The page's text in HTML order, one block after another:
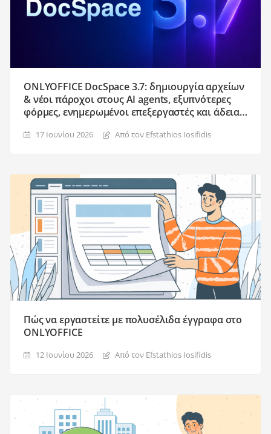
ONLYOFFICE DocSpace 3.7: δημιουργία αρχείων
& νέοι πάροχοι στους AI agents, εξυπνότερες
φόρμες, ενημερωμένοι επεξεργαστές και άδεια
17 Ιουνίου 2026 Από τον Efstathios Iosifidis
Πώς να εργαστείτε με πολυσέλιδα έγγραφα στο
ONLYOFFICE
12 Ιουνίου 2026 Από τον Efstathios Iosifidis